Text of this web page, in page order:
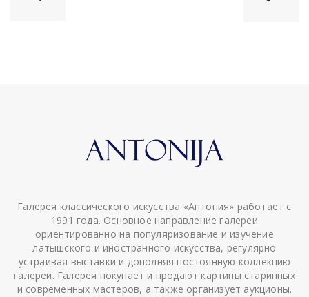
Галерея классического искусства «Антония» работает с
1991 года. Основное направление галереи
ориентированно на популяризование и изучение
латышского и иностранного искусства, регулярно
устраивая выставки и дополняя постоянную коллекцию
галереи. Галерея покупает и продают картины старинных
и современных мастеров, а также организует аукционы.